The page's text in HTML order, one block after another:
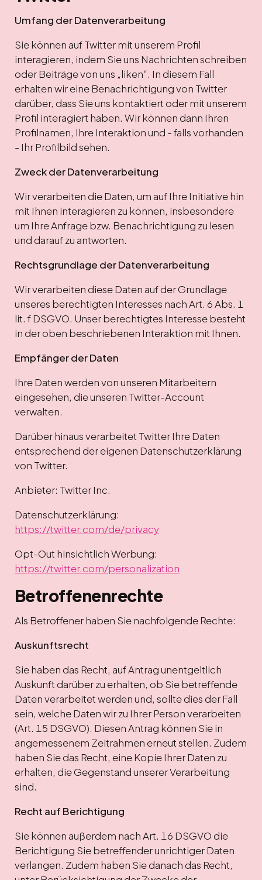
Umfang der Datenverarbeitung
Sie können auf Twitter mit unserem Profil
interagieren, indem Sie uns Nachrichten schreiben
oder Beiträge von uns „liken“. In diesem Fall
erhalten wir eine Benachrichtigung von Twitter
darüber, dass Sie uns kontaktiert oder mit unserem
Profil interagiert haben. Wir können dann Ihren
Profilnamen, Ihre Interaktion und - falls vorhanden
- Ihr Profilbild sehen.
Zweck der Datenverarbeitung
Wir verarbeiten die Daten, um auf Ihre Initiative hin
mit Ihnen interagieren zu können, insbesondere
um Ihre Anfrage bzw. Benachrichtigung zu lesen
und darauf zu antworten.
Rechtsgrundlage der Datenverarbeitung
Wir verarbeiten diese Daten auf der Grundlage
unseres berechtigten Interesses nach Art. 6 Abs. 1
lit. f DSGVO. Unser berechtigtes Interesse besteht
in der oben beschriebenen Interaktion mit Ihnen.
Empfänger der Daten
Ihre Daten werden von unseren Mitarbeitern
eingesehen, die unseren Twitter-Account
verwalten.
Darüber hinaus verarbeitet Twitter Ihre Daten
entsprechend der eigenen Datenschutzerklärung
von Twitter.
Anbieter: Twitter Inc.
Datenschutzerklärung:
https://twitter.com/de/privacy
Opt-Out hinsichtlich Werbung:
https://twitter.com/personalization
Betroffenenrechte
Als Betroffener haben Sie nachfolgende Rechte:
Auskunftsrecht
Sie haben das Recht, auf Antrag unentgeltlich
Auskunft darüber zu erhalten, ob Sie betreffende
Daten verarbeitet werden und, sollte dies der Fall
sein, welche Daten wir zu Ihrer Person verarbeiten
(Art. 15 DSGVO). Diesen Antrag können Sie in
angemessenem Zeitrahmen erneut stellen. Zudem
haben Sie das Recht, eine Kopie Ihrer Daten zu
erhalten, die Gegenstand unserer Verarbeitung
sind.
Recht auf Berichtigung
Sie können außerdem nach Art. 16 DSGVO die
Berichtigung Sie betreffender unrichtiger Daten
verlangen. Zudem haben Sie danach das Recht,